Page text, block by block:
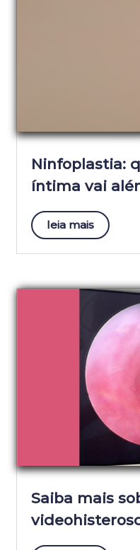
Ninfoplastia:
íntima vai
leia mais
Saiba mais